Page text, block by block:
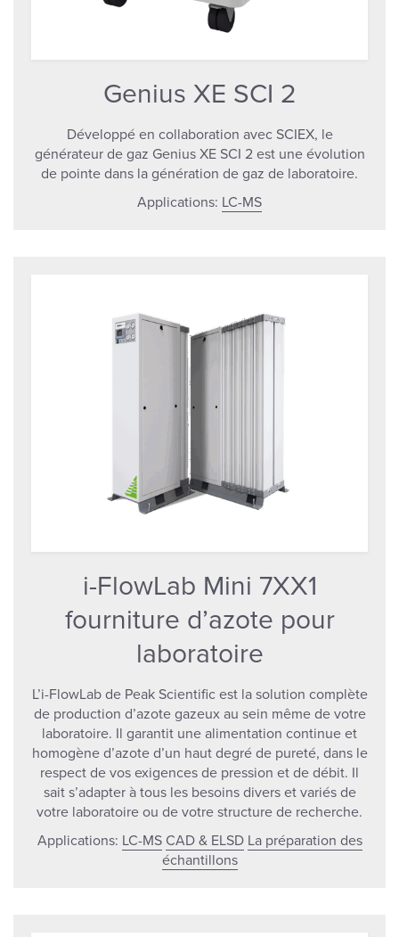
Genius XE SCI 2
Développé en collaboration avec SCIEX, le
générateur de gaz Genius XE SCI 2 est une évolution
de pointe dans la génération de gaz de laboratoire.
Applications: LC-MS
i-FlowLab Mini 7XX1
fourniture d’azote pour
laboratoire
L’i-FlowLab de Peak Scientific est la solution complète
de production d’azote gazeux au sein même de votre
laboratoire. Il garantit une alimentation continue et
homogène d’azote d’un haut degré de pureté, dans le
respect de vos exigences de pression et de débit. Il
sait s’adapter à tous les besoins divers et variés de
votre laboratoire ou de votre structure de recherche.
Applications: LC-MS CAD & ELSD La préparation des
échantillons